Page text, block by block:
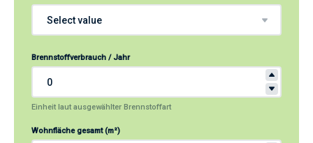
Brennstoffverbrauch / Jahr
Einheit laut ausgewählter Brennstoffart
Wohnfläche gesamt (m²)